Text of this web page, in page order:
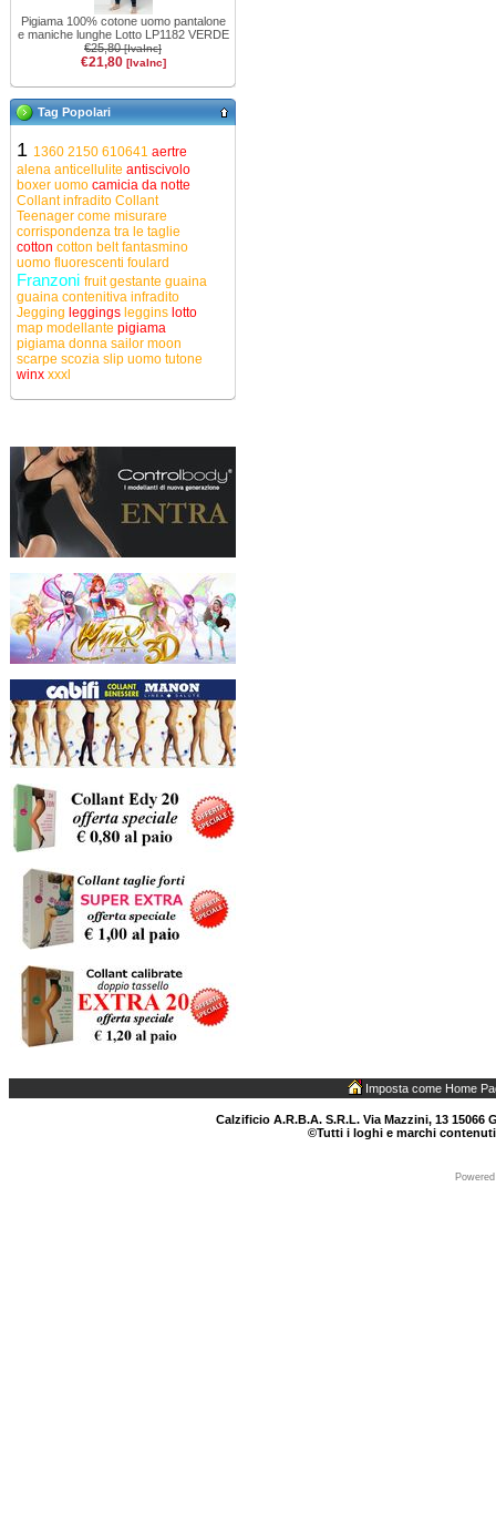
Pigiama 100% cotone uomo pantalone
e maniche lunghe Lotto LP1182 VERDE
€25,80[IvaInc]
€21,80 [IvaInc]
Tag Popolari
1 1360 2150 610641 aertre
alena anticellulite antiscivolo
boxer uomo camicia da notte
Collant infradito Collant
Teenager come misurare
corrispondenza tra le taglie
cotton cotton beltfantasmino
uomo fluorescenti foulard
Franzoni fruitgestante guaina
guaina contenitiva infradito
Jegging leggings leggins lotto
map modellante pigiama
pigiama donna sailor moon
scarpe scozia slip uomo tutone
winx xxxl
Imposta come Home
Calzificio A.R.B.A. S.R.L. Via Mazzini, 13 15066
©Tutti i loghi e marchi